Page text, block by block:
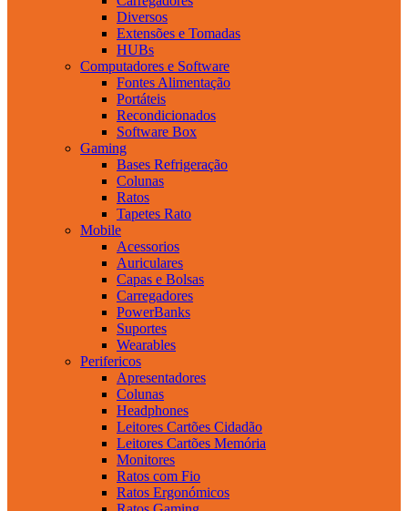
Diversos
Extensões e Tomadas
HUBs
Computadores e Software
Fontes Alimentação
Portáteis
Recondicionados
Software Box
Gaming
Bases Refrigeração
Colunas
Ratos
Tapetes Rato
Mobile
Acessorios
Auriculares
Capas e Bolsas
Carregadores
PowerBanks
Suportes
Wearables
Perifericos
Apresentadores
Colunas
Headphones
Leitores Cartões Cidadão
Leitores Cartões Memória
Monitores
Ratos com Fio
Ratos Ergonómicos